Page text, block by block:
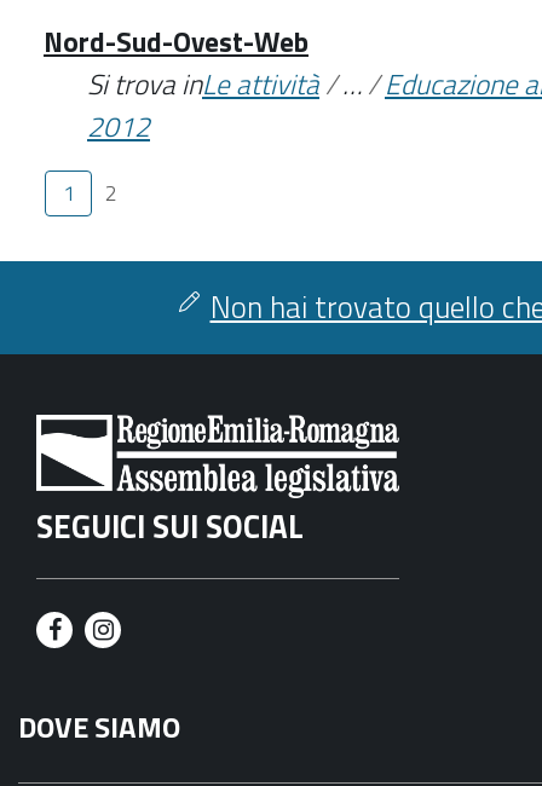
Nord-Sud-Ovest-Web
Si trova inLe attività/…/Educazione
2012
1 2
Non hai trovato quello
SEGUICI SUI SOCIAL
F
c
e
I
s
t
DOVE SIAMO